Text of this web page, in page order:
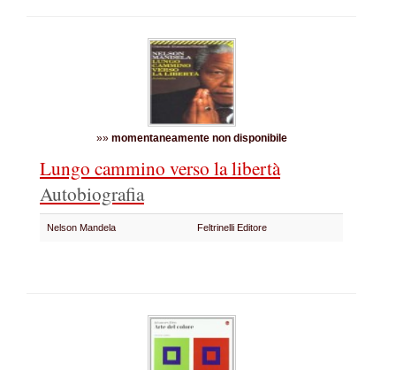
»» momentaneamente non disponibile
Lungo cammino verso la libertà
Autobiografia
Nelson Mandela Feltrinelli Editore